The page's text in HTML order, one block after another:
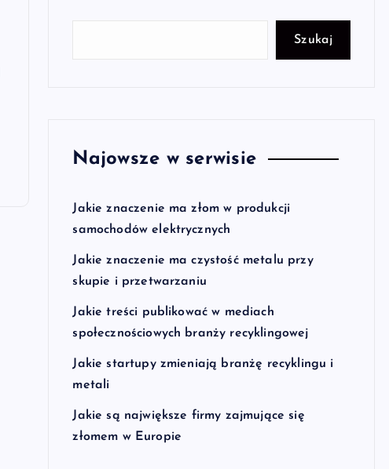
Szukaj
Najowsze w serwisie
Jakie znaczenie ma złom w produkcji
samochodów elektrycznych
Jakie znaczenie ma czystość metalu przy
skupie i przetwarzaniu
Jakie treści publikować w mediach
społecznościowych branży recyklingowej
Jakie startupy zmieniają branżę recyklingu i
metali
Jakie są największe firmy zajmujące się
złomem w Europie